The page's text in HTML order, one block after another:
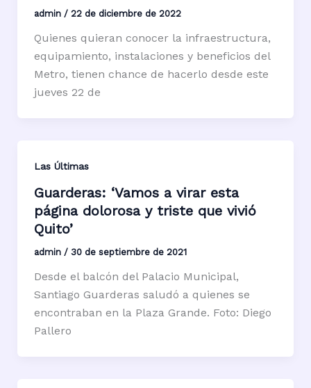
admin / 22 de diciembre de 2022
Quienes quieran conocer la infraestructura,
equipamiento, instalaciones y beneficios del
Metro, tienen chance de hacerlo desde este
jueves 22 de
Las Últimas
Guarderas: ‘Vamos a virar esta
página dolorosa y triste que vivió
Quito’
admin / 30 de septiembre de 2021
Desde el balcón del Palacio Municipal,
Santiago Guarderas saludó a quienes se
encontraban en la Plaza Grande. Foto: Diego
Pallero